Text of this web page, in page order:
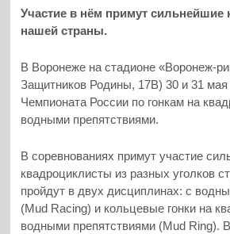
Участие в нём примут сильнейшие
нашей страны.
В Воронеже на стадионе «Воронеж-
Защитников Родины, 17В) 30 и 31 мая
Чемпионата России по гонкам на
водными препятствиями.
В соревнованиях примут участие
квадроциклисты из разных уголков
пройдут в двух дисциплинах: с
(Mud Racing) и кольцевые гонки на
водными препятствиями (Mud Ring).